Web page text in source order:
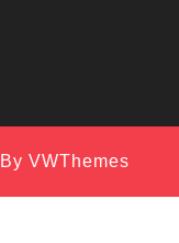
By VWThemes